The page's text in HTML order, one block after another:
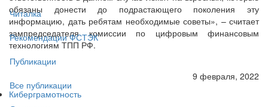
Читалка
Рекомендации ФСТЭК
Публикации
Все публикации
обязаны донести до подрастающего поколения эту
информацию, дать ребятам необходимые советы», – считает
зампредседателя комиссии по цифровым финансовым
технологиям ТПП РФ.
9 февраля, 2022
Киберграмотность